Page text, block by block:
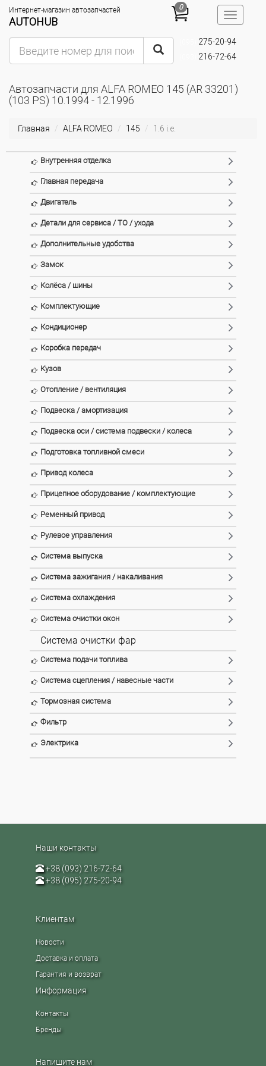
Toggle
0
Интернет-магазин автозапчастей
AUTOHUB
275-20-94
216-72-64
Автозапчасти для ALFA ROMEO 145 (AR 33201)
(103 PS) 10.1994 - 12.1996
Главная ALFA ROMEO 145 1.6 i.e.
Внутренняя отделка
Главная передача
Двигатель
Детали для сервиса / ТО / ухода
Дополнительные удобства
Замок
Колёса / шины
Комплектующие
Кондиционер
Коробка передач
Кузов
Отопление / вентиляция
Подвеска / амортизация
Подвеска оси / система подвески / колеса
Подготовка топливной смеси
Привод колеса
Прицепное оборудование / комплектующие
Ременный привод
Рулевое управления
Система выпуска
Система зажигания / накаливания
Система охлаждения
Система очистки окон
Система очистки фар
Система подачи топлива
Система сцепления / навесные части
Тормозная система
Фильтр
Электрика
Наши контакты
+38 (093) 216-72-64
+38 (095) 275-20-94
Клиентам
Новости
Доставка и оплата
Гарантия и возврат
Информация
Контакты
Бренды
Напишите нам